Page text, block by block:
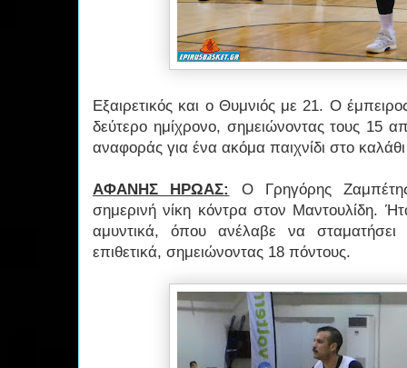
Εξαιρετικός και ο Θυμνιός με 21. Ο
δεύτερο ημίχρονο, σημειώνοντας τους 15
αναφοράς για ένα ακόμα παιχνίδι στο
ΑΦΑΝΗΣ ΗΡΩΑΣ:
Ο Γρηγόρης
σημερινή νίκη κόντρα στον Μαντουλίδη.
αμυντικά, όπου ανέλαβε να
επιθετικά, σημειώνοντας 18 πόντους.